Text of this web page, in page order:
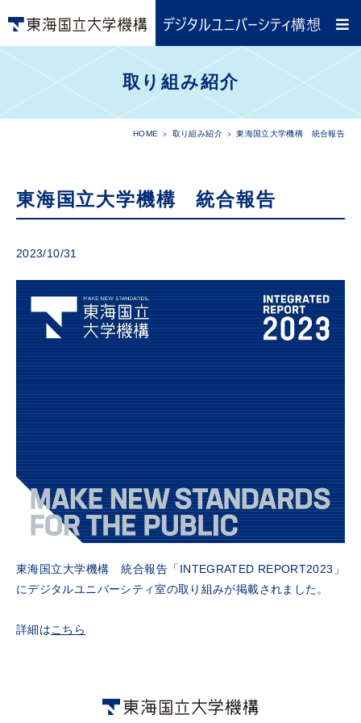
取り組み紹介
HOME 取り組み紹介 東海国立大学機構 統合報告
東海国立大学機構 統合報告
2023/10/31
東海国立大学機構 統合報告「INTEGRATED REPORT2023」
にデジタルユニバーシティ室の取り組みが掲載されました。
詳細はこちら